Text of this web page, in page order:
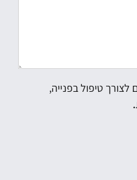
טיפול בפנייה,